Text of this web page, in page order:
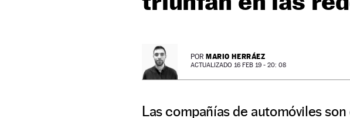
POR MARIO HERRÁEZ
ACTUALIZADO 16 FEB 19 - 20: 08
Las compañías de automóviles